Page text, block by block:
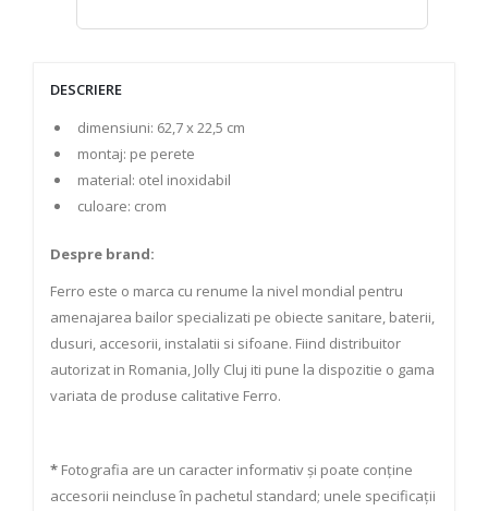
DESCRIERE
dimensiuni: 62,7 x 22,5 cm
montaj: pe perete
material: otel inoxidabil
culoare: crom
Despre brand:
Ferro este o marca cu renume la nivel mondial pentru
amenajarea bailor specializati pe obiecte sanitare, baterii,
dusuri, accesorii, instalatii si sifoane. Fiind distribuitor
autorizat in Romania, Jolly Cluj iti pune la dispozitie o gama
variata de produse calitative Ferro.
* Fotografia are un caracter informativ și poate conține
accesorii neincluse în pachetul standard; unele specificații